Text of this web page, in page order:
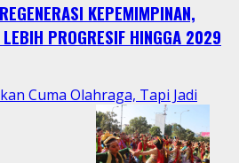
KEPEMIMPINAN,
PROGRESIF HINGGA 2029
Cuma Olahraga, Tapi Jadi